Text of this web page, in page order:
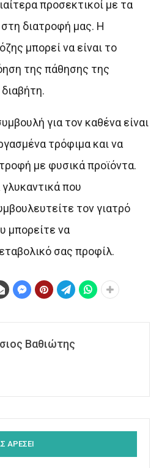
προσεκτικοί με τα
διατροφή μας. Η
μπορεί να είναι το
της πάθησης της
για τον καθένα είναι
τρόφιμα και να
με φυσικά προϊόντα.
που
τον γιατρό
μπορείτε να
σας προφίλ.
Βαθιώτης
ΑΡΕΣΕΙ